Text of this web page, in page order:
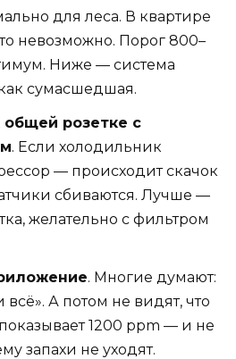
для леса. В квартире
невозможно. Порог 800–
Ниже — система
сумасшедшая.
розетке с
. Если холодильник
— происходит скачок
сбиваются. Лучше —
желательно с фильтром
. Многие думают:
А потом не видят, что
1200 ppm — и не
запахи не уходят.